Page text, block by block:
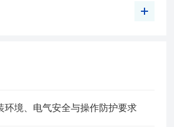
环境、电气安全与操作防护要求